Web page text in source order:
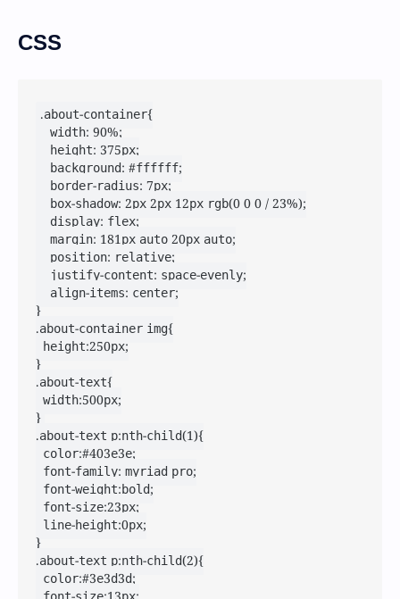
CSS
.about-container{
    width: 90%;
    height: 375px;
    background: #ffffff;
    border-radius: 7px;
    box-shadow: 2px 2px 12px rgb(0 0 0 / 23%);
    display: flex;
    margin: 181px auto 20px auto;
    position: relative;
    justify-content: space-evenly;
    align-items: center;
}
.about-container img{
}
.about-text{
}
.about-text p:nth-child(1){
}
.about-text p:nth-child(2){